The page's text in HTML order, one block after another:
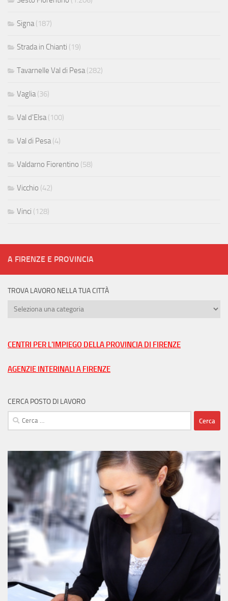
Signa(187)
Strada in Chianti (19)
Tavarnelle Val di Pesa(282)
Vaglia(36)
Val d'Elsa(100)
Val di Pesa(4)
Valdarno Fiorentino (58)
Vicchio (42)
Vinci (128)
A FIRENZE E PROVINCIA
TROVA LAVORO NELLA TUA CITTÀ
Trova
tua
CENTRI PER L'IMPIEGO DELLA PROVINCIA DI FIRENZE
AGENZIE INTERINALI A FIRENZE
CERCA POSTO DI LAVORO
Ricerca
per: